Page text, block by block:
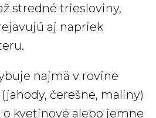
stredné triesloviny,
aj napriek
najmä v rovine
čerešne, maliny)
kvetinové alebo jemne